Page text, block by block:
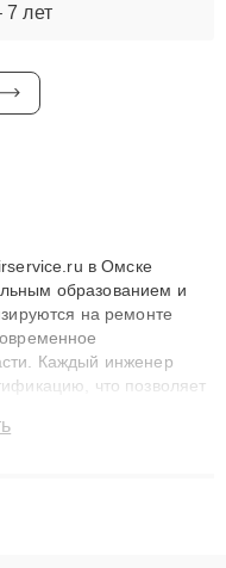
лет
в Омске
образованием и
на ремонте
Каждый инженер
что позволяет
лет. Наши мастера